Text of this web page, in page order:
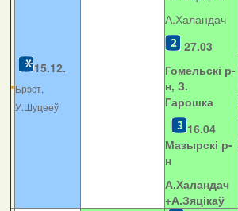
15.12.
Брэст,
У.Шуцееў
А.Халандач
27.03
Гомельскі р-
н, З.
Гарошка
16.04
Мазырскі р-
н
А.Халандач
+А.Зяцікаў